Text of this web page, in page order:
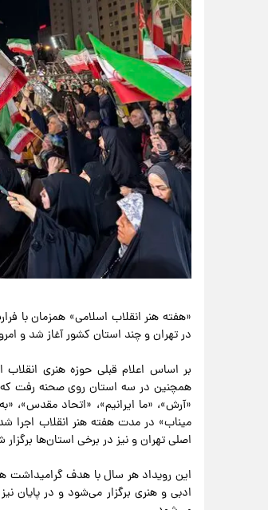
در تهران و چند استان کشور آغاز شد و امروز (۲۷ فروردین ماه) در میدان ولیعصر تهران به ایستگاه
همچنین در سه استان روی صحنه رفت که
«آرش»، «ما ایرانیم»، «اتحاد مقدس»،
میناب» در مدت هفته هنر انقلاب اجرا
اصلی تهران و نیز در برخی استان‌ها
این رویداد هر سال با هدف گرامیداشت
ادبی و هنری برگزار می‌شود و در پایان